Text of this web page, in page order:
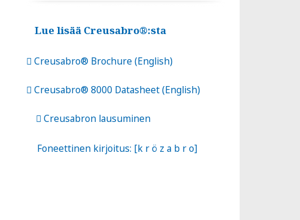
Lue lisää Creusabro®:sta
Creusabro® Brochure (English)
Creusabro® 8000 Datasheet (English)
Creusabron lausuminen
Foneettinen kirjoitus: [k r ö z a b r o]